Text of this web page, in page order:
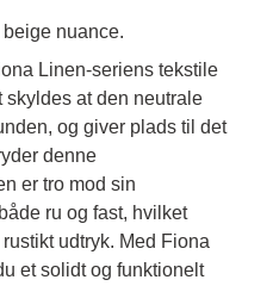
nuance.
Linen-seriens tekstile
skyldes at den neutrale
og giver plads til det
denne
er tro mod sin
ru og fast, hvilket
udtryk. Med Fiona
et solidt og funktionelt